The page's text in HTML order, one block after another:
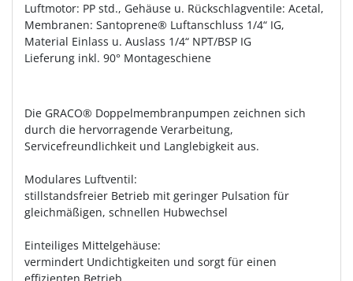
Luftmotor: PP std., Gehäuse u. Rückschlagventile: Acetal,
Membranen: Santoprene® Luftanschluss 1/4“ IG,
Material Einlass u. Auslass 1/4“ NPT/BSP IG
Lieferung inkl. 90° Montageschiene
Die GRACO® Doppelmembranpumpen zeichnen sich
durch die hervorragende Verarbeitung,
Servicefreundlichkeit und Langlebigkeit aus.
Modulares Luftventil:
stillstandsfreier Betrieb mit geringer Pulsation für
gleichmäßigen, schnellen Hubwechsel
Einteiliges Mittelgehäuse:
vermindert Undichtigkeiten und sorgt für einen